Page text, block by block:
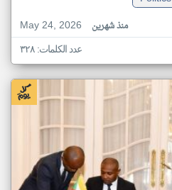
May 24, 2026
منذ شهرين
عدد الكلمات: ٣٢٨